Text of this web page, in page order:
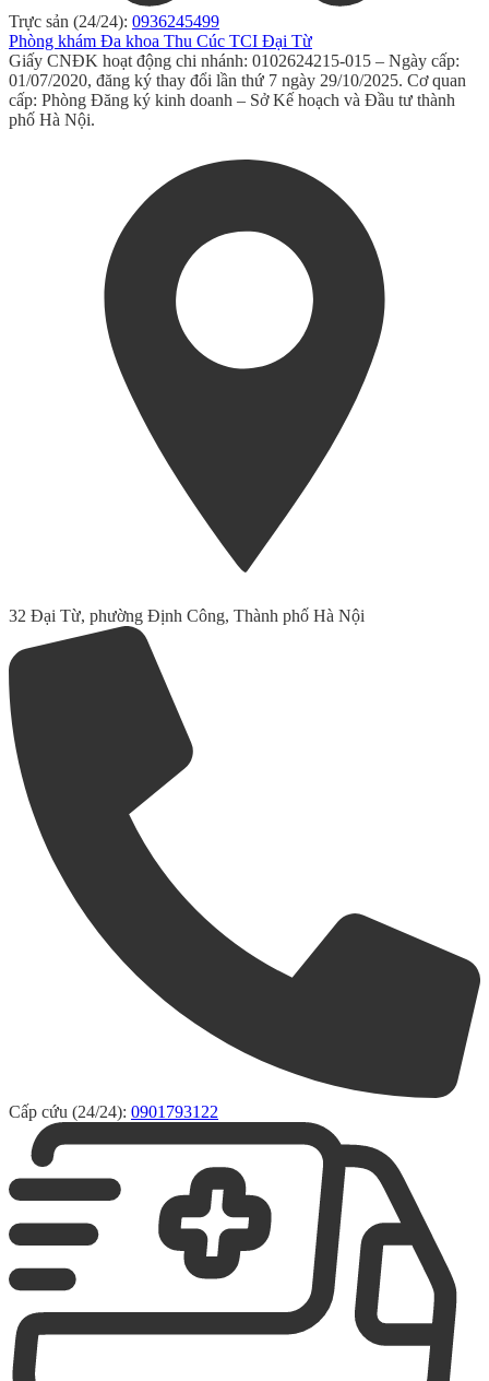
Trực sản (24/24): 0936245499
Phòng khám Đa khoa Thu Cúc TCI Đại Từ
Giấy CNĐK hoạt động chi nhánh: 0102624215-015 – Ngày cấp:
01/07/2020, đăng ký thay đổi lần thứ 7 ngày 29/10/2025. Cơ quan
cấp: Phòng Đăng ký kinh doanh – Sở Kế hoạch và Đầu tư thành
phố Hà Nội.
32 Đại Từ, phường Định Công, Thành phố Hà Nội
Cấp cứu (24/24): 0901793122